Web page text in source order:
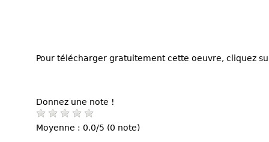
Pour télécharger gratuitement cette oeuvre, cliquez
Donnez une note !
Moyenne : 0.0/5 (0 note)